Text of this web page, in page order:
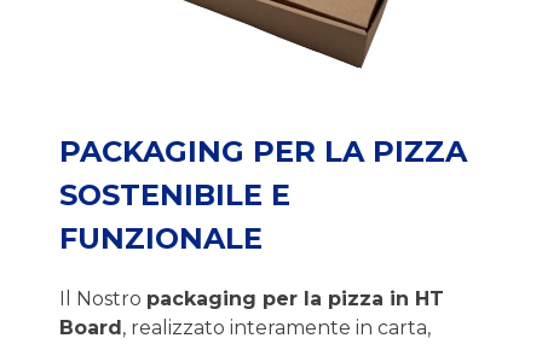
PACKAGING PER LA PIZZA
SOSTENIBILE E
FUNZIONALE
Il Nostro packaging per la pizza in HT
Board , realizzato interamente in carta,